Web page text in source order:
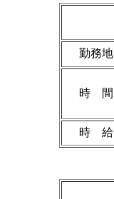
勤務地
時 間
時 給